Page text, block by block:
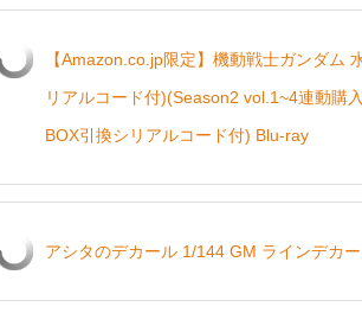
【Amazon.co.jp限定】機動戦士ガンダム
リアルコード付)(Season2 vol.1~4連動購
BOX引換シリアルコード付) Blu-ray
アシタのデカール 1/144 GM ラインデカ